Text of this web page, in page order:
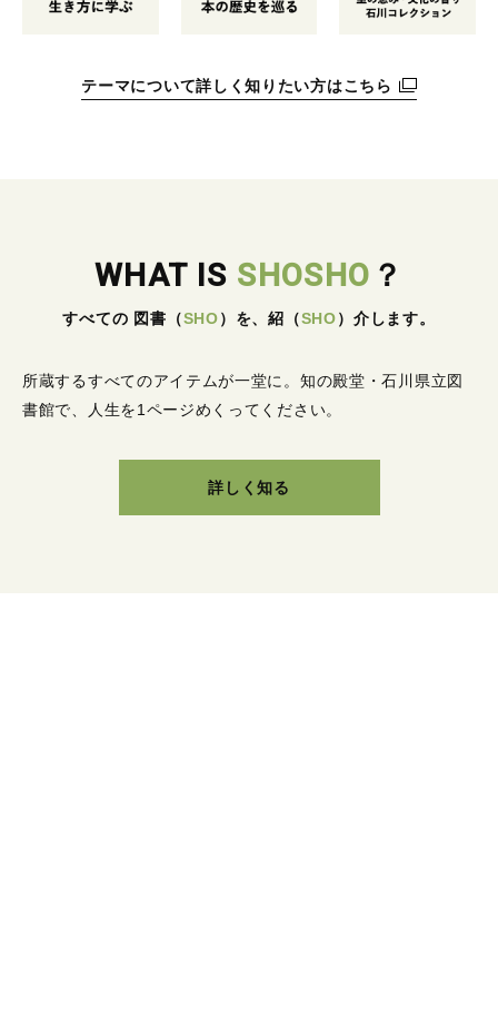
テーマについて詳しく知りたい方はこちら
WHAT IS SHOSHO ？
すべての 図書 （SHO） を、紹 （SHO） 介します。
所蔵するすべてのアイテムが一堂に。 知の殿堂・石川県立図
書館で、人生を1ページめくってください。
詳しく知る